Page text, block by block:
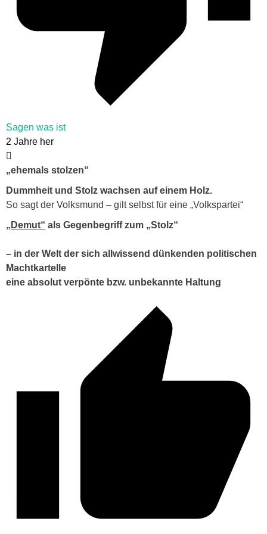
Sagen was ist
2 Jahre her
„ehemals stolzen“
Dummheit und Stolz wachsen auf einem Holz.
So sagt der Volksmund – gilt selbst für eine „Volkspartei“
„Demut“ als Gegenbegriff zum „Stolz“
– in der Welt der sich allwissend dünkenden politischen
Machtkartelle
eine absolut verpönte bzw. unbekannte Haltung